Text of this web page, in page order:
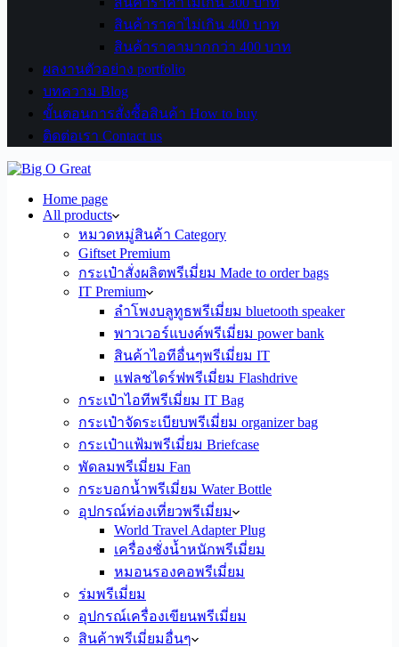
สินค้าราคาไม่เกิน 400 บาท
สินค้าราคามากกว่า 400 บาท
ผลงานตัวอย่าง portfolio
บทความ Blog
ขั้นตอนการสั่งซื้อสินค้า How to buy
ติดต่อเรา Contact us
Home page
All products
หมวดหมู่สินค้า Category
Giftset Premium
กระเป๋าสั่งผลิตพรีเมี่ยม Made to order bags
IT Premium
ลำโพงบลูทูธพรีเมี่ยม bluetooth speaker
พาวเวอร์แบงค์พรีเมี่ยม power bank
สินค้าไอทีอื่นๆพรีเมี่ยม IT
แฟลชไดร์ฟพรีเมี่ยม Flashdrive
กระเป๋าไอทีพรีเมี่ยม IT Bag
กระเป๋าจัดระเบียบพรีเมี่ยม organizer bag
กระเป๋าแฟ้มพรีเมี่ยม Briefcase
พัดลมพรีเมี่ยม Fan
กระบอกน้ำพรีเมี่ยม Water Bottle
อุปกรณ์ท่องเที่ยวพรีเมี่ยม
World Travel Adapter Plug
เครื่องชั่งน้ำหนักพรีเมี่ยม
หมอนรองคอพรีเมี่ยม
ร่มพรีเมี่ยม
อุปกรณ์เครื่องเขียนพรีเมี่ยม
สินค้าพรีเมี่ยมอื่นๆ